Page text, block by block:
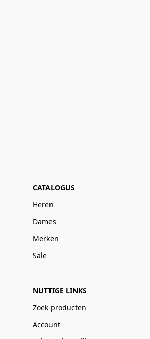
CATALOGUS
Heren
Dames
Merken
Sale
NUTTIGE LINKS
Zoek producten
Account